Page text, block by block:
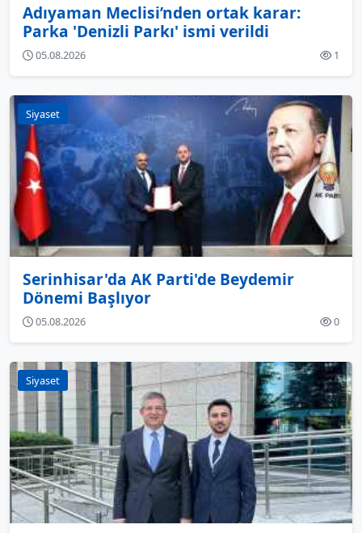
Adıyaman Meclisi’nden ortak karar:
Parka 'Denizli Parkı' ismi verildi
05.08.2026 1
Siyaset
Serinhisar'da AK Parti'de Beydemir
Dönemi Başlıyor
05.08.2026 0
Siyaset